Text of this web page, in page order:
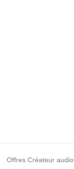
Offres Créateur audio